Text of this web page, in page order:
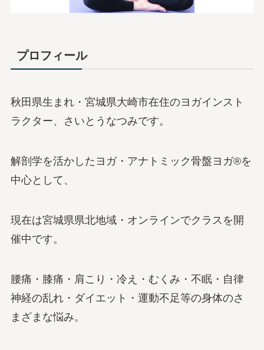
プロフィール
秋田県生まれ・宮城県大崎市在住のヨガインスト
ラクター、さいとうなつみです。
解剖学を活かしたヨガ・アナトミック骨盤ヨガ®を
中心として、
現在は宮城県県北地域・オンラインでクラスを開
催中です。
腰痛・膝痛・肩こり・冷え・むくみ・不眠・自律
神経の乱れ・ダイエット・運動不足等の身体のさ
まざまな悩み。